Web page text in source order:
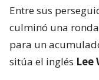
Entre sus
culminó una
para un
sitúa el inglés Lee